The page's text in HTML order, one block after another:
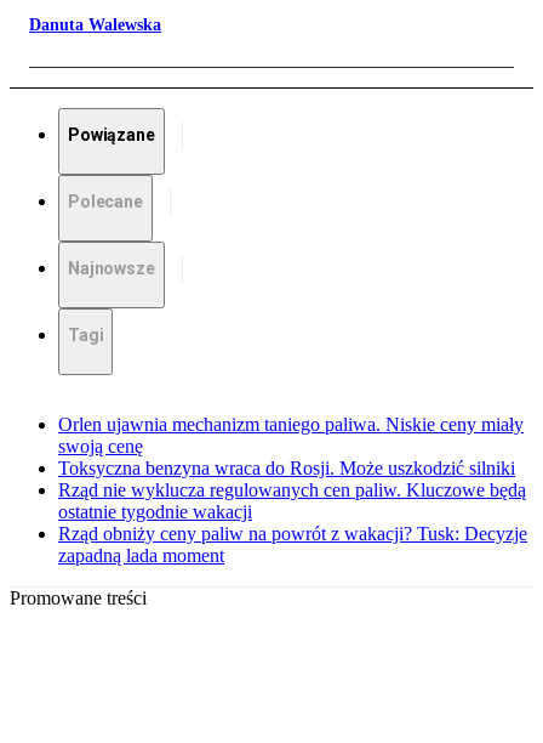
Danuta Walewska
Powiązane
Polecane
Najnowsze
Tagi
Orlen ujawnia mechanizm taniego paliwa. Niskie ceny miały
swoją cenę
Toksyczna benzyna wraca do Rosji. Może uszkodzić silniki
Rząd nie wyklucza regulowanych cen paliw. Kluczowe będą
ostatnie tygodnie wakacji
Rząd obniży ceny paliw na powrót z wakacji? Tusk: Decyzje
zapadną lada moment
Promowane treści